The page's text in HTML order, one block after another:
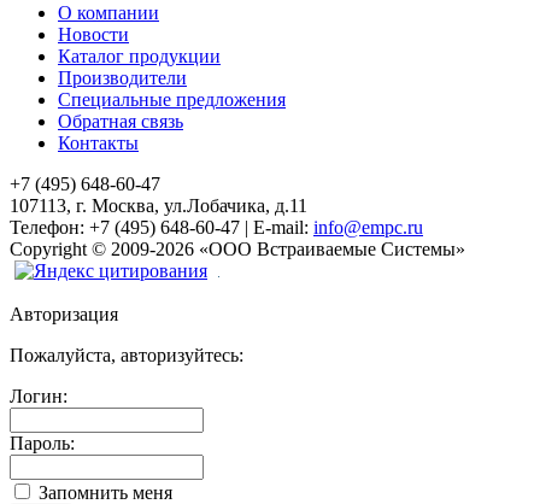
О компании
Новости
Каталог продукции
Производители
Специальные предложения
Обратная связь
Контакты
+7 (495) 648-60-47
107113, г. Москва, ул.Лобачика, д.11
Телефон: +7 (495) 648-60-47 | E-mail: info@empc.ru
Copyright © 2009-2026 «ООО Встраиваемые Системы»
Авторизация
Пожалуйста, авторизуйтесь:
Логин:
Пароль:
Запомнить меня